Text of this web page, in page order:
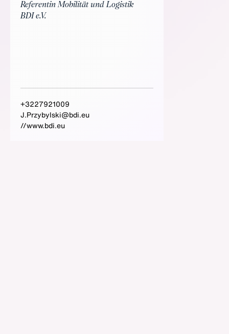
Referentin Mobilität und Logistik
BDI e.V.
+3227921009
J.Przybylski@bdi.eu
//www.bdi.eu